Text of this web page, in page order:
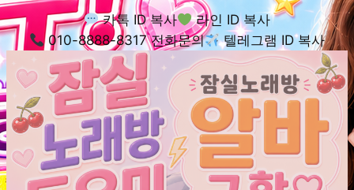
카톡 ID 복사
라인 ID 복사
010-8888-8317 전화문의
텔레그램 ID 복사